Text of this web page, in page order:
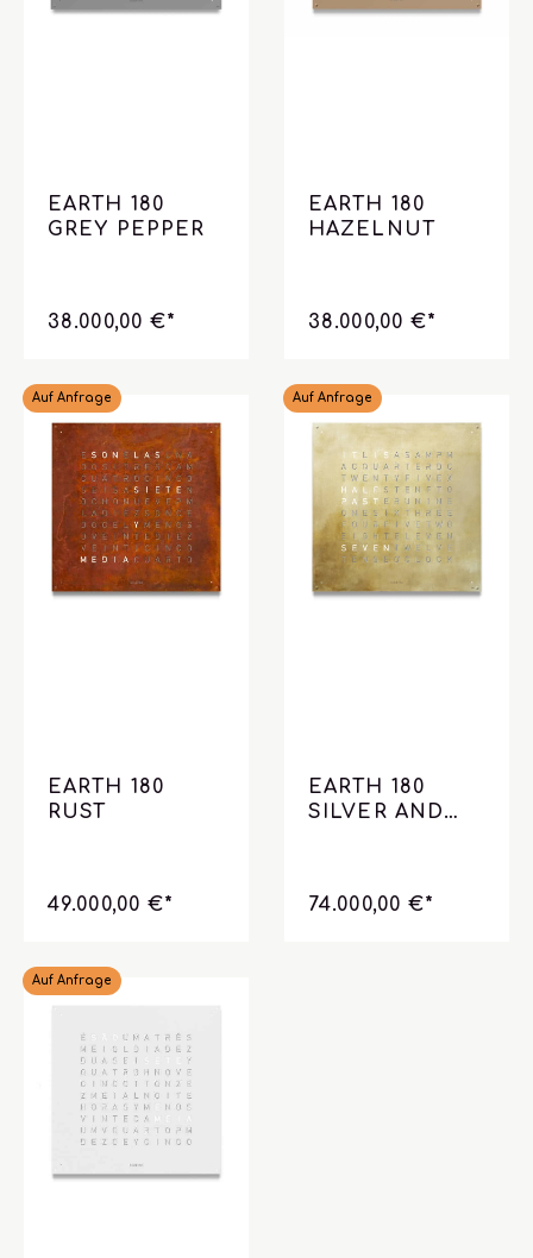
EARTH 180
GREY PEPPER
38.000,00 €*
EARTH 180
HAZELNUT
38.000,00 €*
Auf Anfrage
EARTH 180
RUST
49.000,00 €*
Auf Anfrage
EARTH 180
SILVER AND
74.000,00 €*
Auf Anfrage